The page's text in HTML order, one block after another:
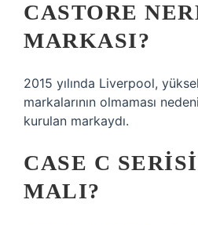
CASTORE
MARKASI?
2015 yılında Liverpool,
markalarının olmaması
kurulan markaydı.
CASE C
MALI?